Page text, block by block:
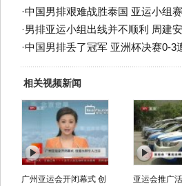
·中国男排艰难战胜泰国 亚运小组
·男排亚运小组出线并不顺利 周建
·中国男排丢了冠军 亚洲杯决赛0-3
相关视频新闻
广州亚运会开闭幕式 创
亚运会推广